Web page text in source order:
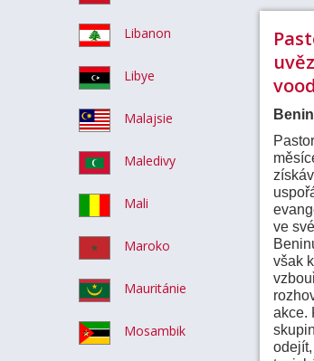
Libanon
Libye
Malajsie
Maledivy
Mali
Maroko
Mauritánie
Mosambik
Benin
ve
však
akce.